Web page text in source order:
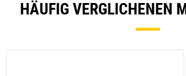
HÄUFIG VERGLICHENEN